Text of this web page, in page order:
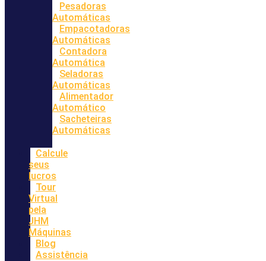
Pesadoras
Automáticas
Empacotadoras
Automáticas
Contadora
Automática
Seladoras
Automáticas
Alimentador
Automático
Sacheteiras
Automáticas
Calcule
seus
lucros
Tour
Virtual
pela
JHM
Máquinas
Blog
Assistência